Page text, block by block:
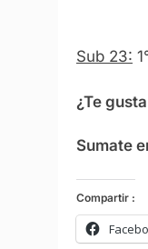
Sub 23:
¿Te
Sumate
Compartir :